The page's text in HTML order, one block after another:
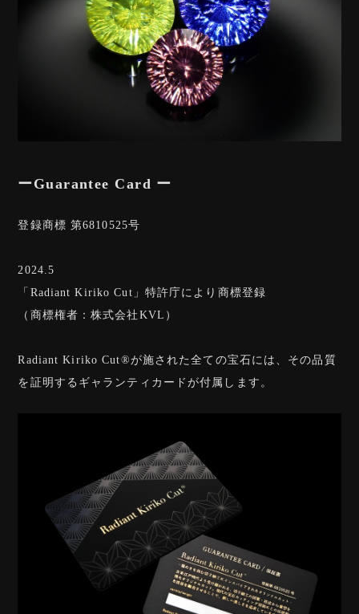
ーGuarantee Card ー
登録商標 第6810525号
2024.5
「Radiant Kiriko Cut」特許庁により商標登録
（商標権者：株式会社KVL）
Radiant Kiriko Cut®︎が施された全ての宝石には、その品質
を証明するギャランティカードが付属します。